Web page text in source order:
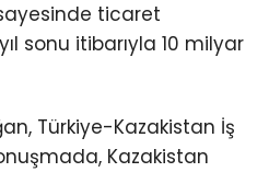
ticaret
sonu itibarıyla 10 milyar
Türkiye-Kazakistan İş
Kazakistan